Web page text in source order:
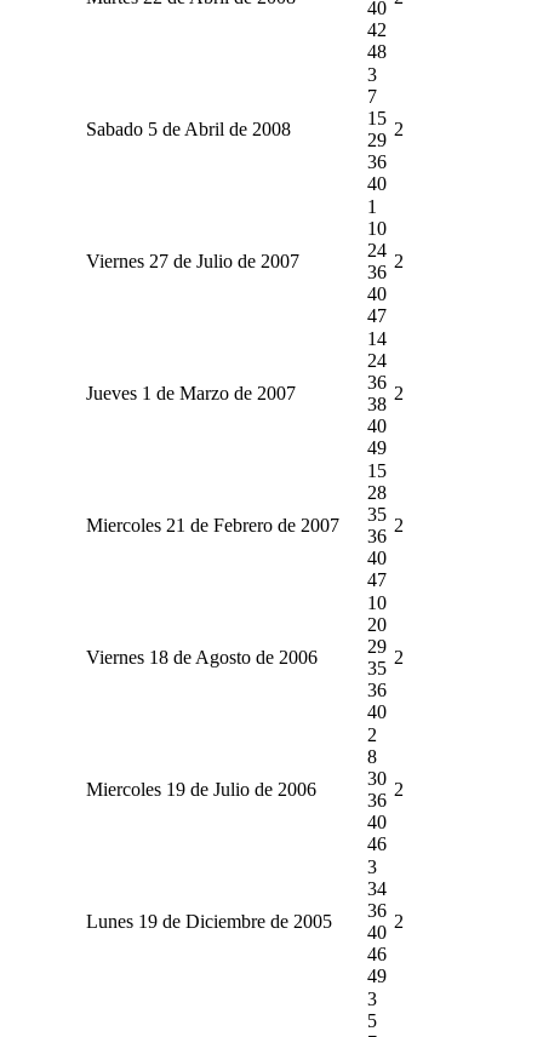
40
42
48
Sabado 5 de Abril de 2008
3
7
15
29
36
40
2
Viernes 27 de Julio de 2007
1
10
24
36
40
47
2
Jueves 1 de Marzo de 2007
14
24
36
38
40
49
2
Miercoles 21 de Febrero de 2007
15
28
35
36
40
47
2
Viernes 18 de Agosto de 2006
10
20
29
35
36
40
2
Miercoles 19 de Julio de 2006
2
8
30
36
40
46
2
Lunes 19 de Diciembre de 2005
3
34
36
40
46
49
2
3
5